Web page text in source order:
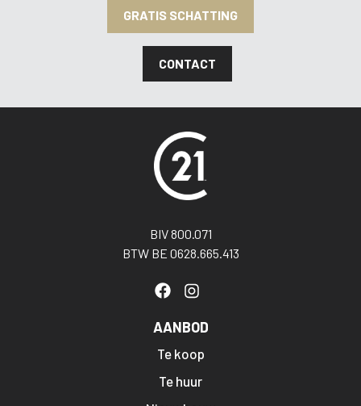
GRATIS SCHATTING
CONTACT
BIV 800.071
BTW BE 0628.665.413
AANBOD
Te koop
Te huur